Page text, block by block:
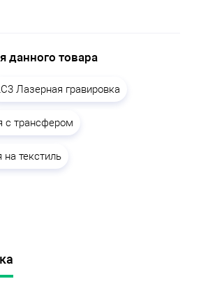
данного товара
Лазерная гравировка
с трансфером
текстиль